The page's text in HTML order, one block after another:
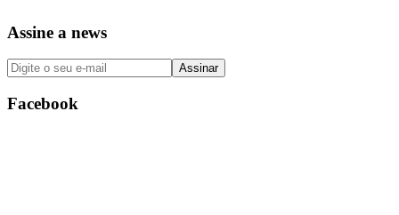
Assine a news
Facebook